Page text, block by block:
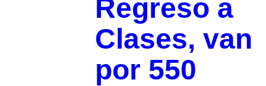
Regreso a
Clases, van
por 550